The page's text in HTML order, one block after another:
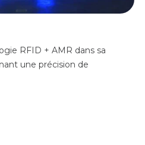
RFID + AMR dans sa
une précision de